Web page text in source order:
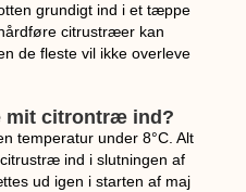
grundigt ind i et tæppe
citrustræer kan
de fleste vil ikke overleve
mit citrontræ ind?
temperatur under 8°C. Alt
ind i slutningen af
ud igen i starten af maj